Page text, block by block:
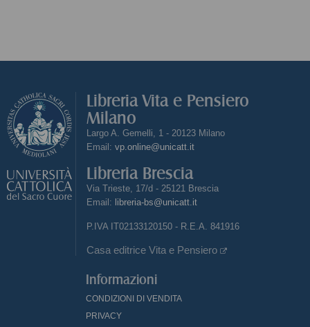
Libreria Vita e Pensiero
Milano
Largo A. Gemelli, 1 - 20123 Milano
Email: vp.online@unicatt.it
Libreria Brescia
Via Trieste, 17/d - 25121 Brescia
Email: libreria-bs@unicatt.it
P.IVA IT02133120150 - R.E.A. 841916
Casa editrice Vita e Pensiero
Informazioni
CONDIZIONI DI VENDITA
PRIVACY